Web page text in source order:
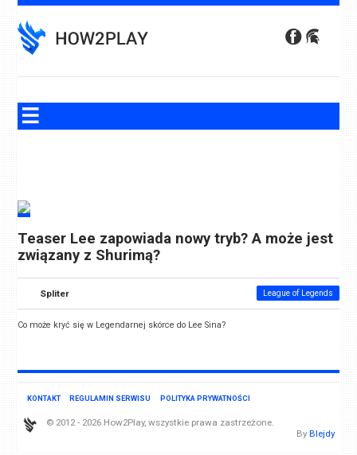
to
content
Teaser Lee zapowiada nowy tryb? A może jest
związany z Shurimą?
Spliter League of Legends
Co może kryć się w Legendarnej skórce do Lee Sina?
KONTAKT REGULAMIN SERWISU POLITYKA PRYWATNOŚCI
© 2012 - 2026 How2Play, wszystkie prawa zastrzeżone.
By Blejdy